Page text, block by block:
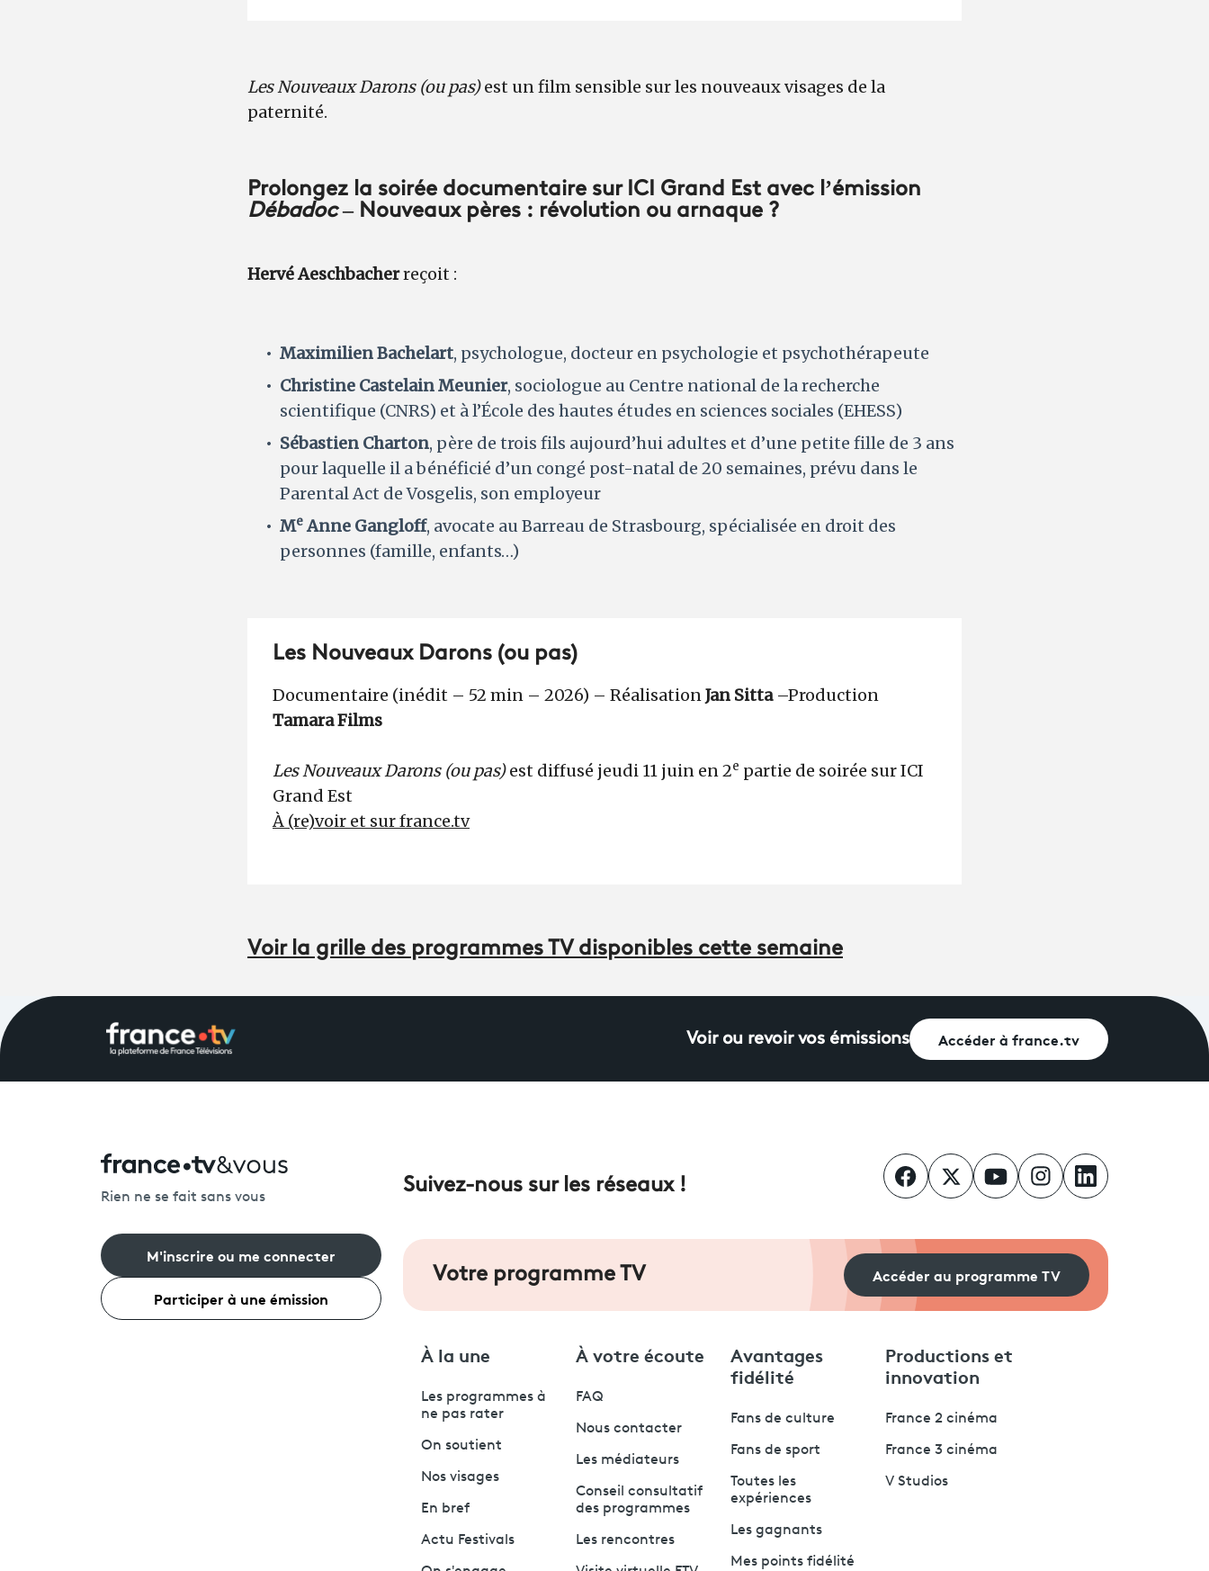
Les Nouveaux Darons (ou pas)est un film sensible sur les nouveaux visages de la
paternité.
Prolongez la soirée documentaire sur ICI Grand Est avec l’émission
Débadoc– Nouveaux pères : révolution ou arnaque ?
Hervé Aeschbacherreçoit :
Maximilien Bachelart, psychologue, docteur en psychologie et psychothérapeute
Christine Castelain Meunier, sociologue au Centre national de la recherche
scientifique (CNRS) et à l’École des hautes études en sciences sociales (EHESS)
Sébastien Charton, père de trois fils aujourd’hui adultes et d’une petite fille de 3 ans
pour laquelle il a bénéficié d’un congé post-natal de 20 semaines, prévu dans le
Parental Act de Vosgelis, son employeur
Me Anne Gangloff, avocate au Barreau de Strasbourg, spécialisée en droit des
personnes (famille, enfants…)
Les Nouveaux Darons (ou pas)
Documentaire (inédit – 52 min – 2026) – RéalisationJan Sitta–Production
Tamara Films
Les Nouveaux Darons (ou pas)est diffusé jeudi 11 juin en 2e partie de soirée sur ICI
Grand Est
À (re)voir et sur france.tv
Voir la grille des programmes TV disponibles cette semaine
Voir ou revoir vos émissions Accéder à france.tv
Rien ne se fait sans vous
M'inscrire ou me connecter
Participer à une émission
Suivez-nous sur les réseaux !
Votre programme TV Accéder au programme TV
À la une
Les programmes à
ne pas rater
On soutient
Nos visages
En bref
Actu Festivals
À votre écoute
FAQ
Nous contacter
Les médiateurs
Conseil consultatif
des programmes
Les rencontres
Avantages
fidélité
Fans de culture
Fans de sport
Toutes les
expériences
Les gagnants
Mes points fidélité
Productions et
innovation
France 2 cinéma
France 3 cinéma
V Studios